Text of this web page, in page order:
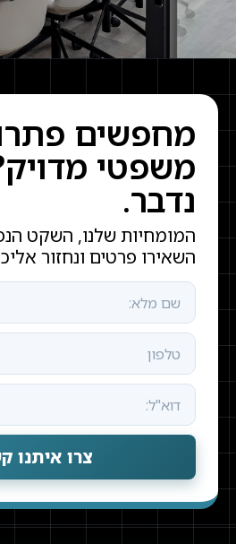
מחפשים
משפטי
נדבר.
המומחיות שלנו, השקט
השאירו פרטים ונחזור
צרו איתנו